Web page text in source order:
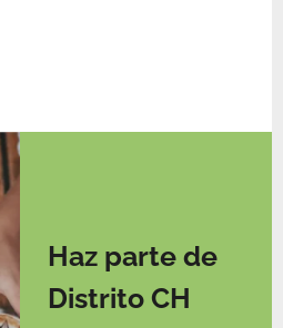
Haz parte de
Distrito CH